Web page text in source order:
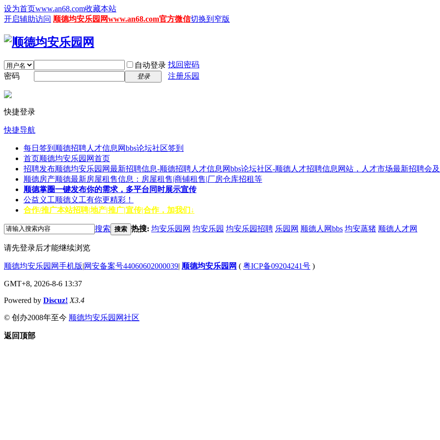
设为首页www.an68.com收藏本站
开启辅助访问 顺德均安乐园网www.an68.com官方微信切换到窄版
自动登录 找回密码
密码
登录 注册乐园
快捷登录
快捷导航
每日签到 顺德招聘人才信息网bbs论坛社区签到
首页顺德均安乐园网首页
招聘发布顺德均安乐园网最新招聘信息-顺德招聘人才信息网bbs论坛社区-顺德人才招聘信息网站，人才市场最新招聘会
顺德房产顺德最新房屋租售信息：房屋租售|商铺租售|厂房仓库招租等
顺德掌圈一键发布你的需求，多平台同时展示宣传
公益义工顺德义工有你更精彩！
合作/推广本站招聘|地产|推广|宣传|合作，加我们↓
搜索 搜索 热搜: 均安乐园网 均安乐园 均安乐园招聘 乐园网 顺德人网bbs 均安蒸猪 顺德人才网
请先登录后才能继续浏览
顺德均安乐园网手机版|网安备案号44060602000039| 顺德均安乐园网 ( 粤ICP备09204241号 )
GMT+8, 2026-8-6 13:37
Powered by Discuz! X3.4
© 创办2008年至今 顺德均安乐园网社区
返回顶部